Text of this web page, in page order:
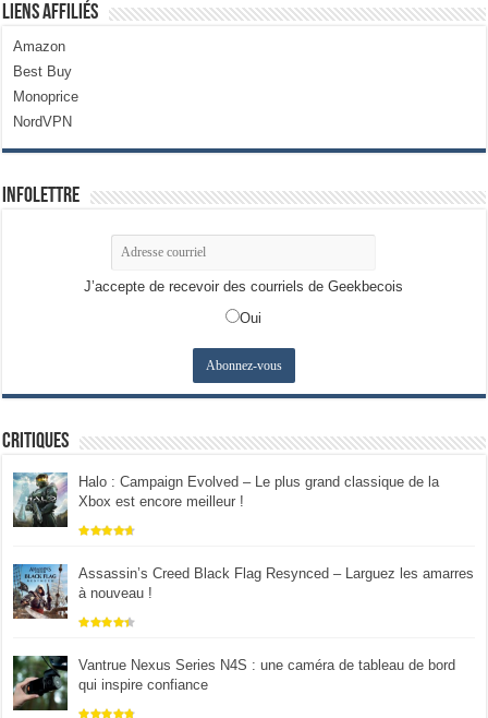
Liens Affiliés
Amazon
Best Buy
Monoprice
NordVPN
Infolettre
J’accepte de recevoir des courriels de Geekbecois
Oui
Critiques
Halo : Campaign Evolved – Le plus grand classique de la
Xbox est encore meilleur !
Assassin’s Creed Black Flag Resynced – Larguez les amarres
à nouveau !
Vantrue Nexus Series N4S : une caméra de tableau de bord
qui inspire confiance